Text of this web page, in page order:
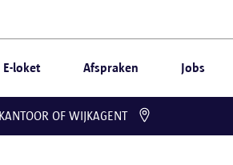
E-loket Afspraken Jobs
OF WIJKAGENT